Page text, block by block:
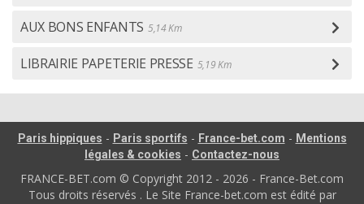
AUX BONS ENFANTS 5,14 Km
LIBRAIRIE PAPETERIE PRESSE 5,19 Km
Paris hippiques - Paris sportifs - France-bet.com - Mentions
légales & cookies - Contactez-nous
FRANCE-BET.com © Copyright 2012 - 2026 - France-Bet.com
Tous droits réservés . Le Site France-bet.com est édité par